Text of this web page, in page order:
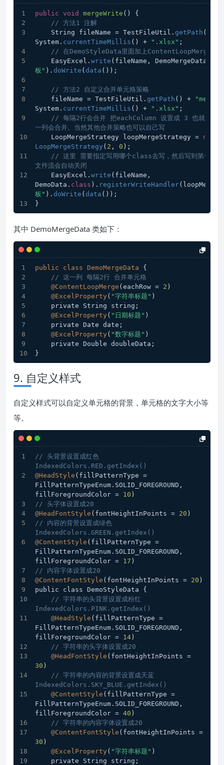
public void mergeWrite ()
{
// 方法1 注解
    String fileName = TestFileUtil.
getPath () +
System. currentTimeMillis () + ".xlsx" ;
// 在DemoStyleData里面加上ContentLoopMerge注解
    EasyExcel.
write (fileName, DemoMergeData.
板" ). doWrite ( data ());
// 方法2 自定义合并单元格策略
    fileName = TestFileUtil.
getPath () +
System. currentTimeMillis () + ".xlsx" ;
// 每隔2行会合并 把eachColumn 设置成 3 也就是我们
一列会合并。当然其他合并策略也可以自己写
    LoopMergeStrategy loopMergeStrategy =
new
LoopMergeStrategy ( 2 , 0 );
// 这里 需要指定写用哪个class去写，然后写到第一个
文件流会自动关闭
    EasyExcel.
write (fileName,
DemoData. class ). registerWriteHandler
板" ). doWrite ( data ());
}
其中 DemoMergeData 类如下：
public class DemoMergeData {
// 这一列 每隔2行 合并单元格
@ContentLoopMerge (eachRow = 2 )
@ExcelProperty ( "字符串标题" )
    private String string;
@ExcelProperty ( "日期标题" )
    private Date date;
@ExcelProperty ( "数字标题" )
    private Double doubleData;
}
9. 自定义样式
自定义样式可以自定义单元格的背景，单元格的文字大小等
等。
// 头背景设置成红色
IndexedColors.RED.getIndex()
@HeadStyle (fillPatternType =
FillPatternTypeEnum.SOLID_FOREGROUND,
fillForegroundColor = 10 )
// 头字体设置成20
@HeadFontStyle (fontHeightInPoints = 20 )
// 内容的背景设置成绿色
IndexedColors.GREEN.getIndex()
@ContentStyle (fillPatternType =
FillPatternTypeEnum.SOLID_FOREGROUND,
fillForegroundColor = 17 )
// 内容字体设置成20
@ContentFontStyle (fontHeightInPoints = 20 )
public class DemoStyleData {
// 字符串的头背景设置成粉红
IndexedColors.PINK.getIndex()
@HeadStyle (fillPatternType =
FillPatternTypeEnum.SOLID_FOREGROUND,
fillForegroundColor = 14 )
// 字符串的头字体设置成20
@HeadFontStyle
30 )
// 字符串的内容的背景设置成天蓝
IndexedColors.SKY_BLUE.getIndex()
@ContentStyle (fillPatternType =
FillPatternTypeEnum.SOLID_FOREGROUND,
fillForegroundColor = 40 )
// 字符串的内容字体设置成20
@ContentFontStyle
30 )
@ExcelProperty ( "字符串标题" )
    private String string;